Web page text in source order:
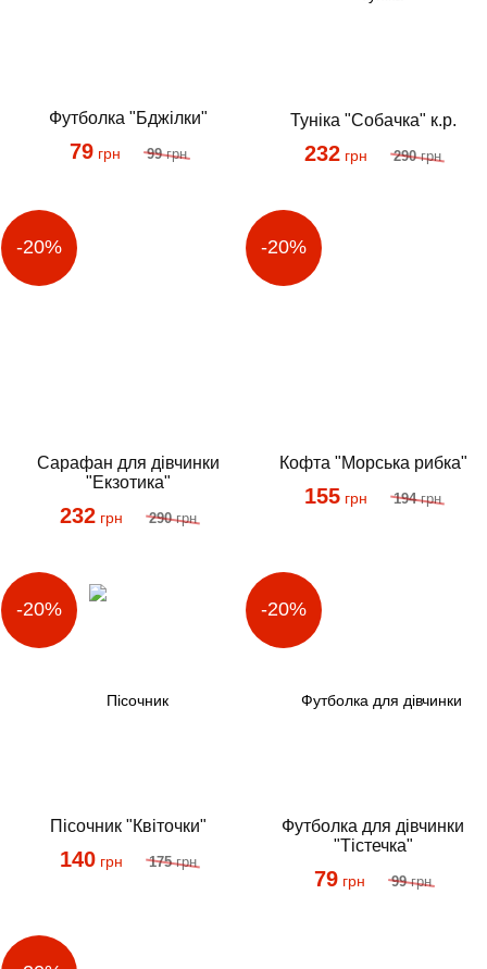
Футболка "Бджілки"
79 грн 99грн
Туніка "Собачка" к.р.
232 грн 290грн
Сарафан для дівчинки
"Екзотика"
232 грн 290грн
Кофта "Морська рибка"
155 грн 194грн
Пісочник "Квіточки"
140 грн 175грн
Футболка для дівчинки
"Тістечка"
79 грн 99грн